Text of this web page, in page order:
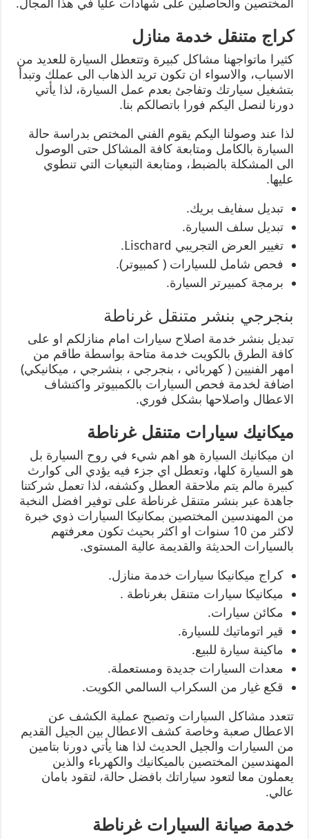
المختصين والحاصلين على شهادات عليا في هذا المجال.
كراج متنقل خدمة منازل
كثيرا ماتواجهنا مشاكل كبيرة وتتعطل السيارة للعديد من
الاسباب، والاسواء ان تكون تريد الذهاب الى عملك وتبدأ
بتشغيل سيارتك وتفاجئ بعدم عمل السيارة، لذا يأتي
دورنا لنصل اليكم فورا باتصالكم بنا.
لذا عند وصولنا اليكم يقوم الفني المختص بدراسة حالة
السيارة بالكامل ومتابعة كافة المشاكل حتى الوصول
الى المشكلة بالضبط، ومتابعة التبعيات التي تنطوي
عليها.
تبديل سفايف بريك.
تبديل سلف السيارة.
تغيير العرض التجريبي Lischard.
فحص شامل للسيارات ( كمبيوتر).
برمجة كمبيرتر السيارة.
بنجرجي بنشر متنقل غرناطة
تبديل بنشر خدمة اصلاح سيارات امام منازلكم او على
كافة الطرق بالكويت خدمة متاحة بواسطة طاقم من
امهر الفنيين ( كهربائي ، بنجرجي ، بنشرجي ، ميكانيكي)
اضافة لخدمة فحص السيارات بالكمبيوتر واكتشاف
الاعطال واصلاحها بشكل فوري.
ميكانيك سيارات متنقل غرناطة
ان ميكانيك السيارة هو اهم شيء في روح السيارة بل
هو السيارة كلها، وتعطل اي جزء فيه يؤدي الى كوارث
كبيرة مالم يتم ملاحقة العطل وكشفه، لذا تعمل شركتنا
جاهدة عبر بنشر متنقل غرناطة على توفير افضل النخبة
من المهندسين المختصين بمكانيكا السيارات ذوي خبرة
لاكثر من 10 سنوات او اكثر بحيث تكون معرفتهم
بالسيارات الحديثة والقديمة عالية المستوى.
كراج ميكانيكا سيارات خدمة منازل.
ميكانيكا سيارات متنقل بغرناطة .
مكائن سيارات.
قير اتوماتيك للسيارة.
ماكينة سيارة للبيع.
معدات السيارات جديدة ومستعملة.
قكع غيار من السكراب السالمي الكويت.
تتعدد مشاكل السيارات وتصبح عملية الكشف عن
الاعطال صعبة وخاصة كشف الاعطال بين الجيل القديم
من السيارات والجيل الحديث لذا هنا يأتي دورنا بتامين
المهندسين المختصين بالميكانيك والكهرباء والذين
يعملون معا لتعود سياراتك بافضل حالة، لتقود بامان
عالي.
خدمة صيانة السيارات غرناطة